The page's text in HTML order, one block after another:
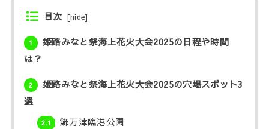
目次 [hide]
1
姫路みなと祭海上花火大会2025の日程や時間
は？
2
姫路みなと祭海上花火大会2025の穴場スポット3
選
2.1 飾万津臨港公園